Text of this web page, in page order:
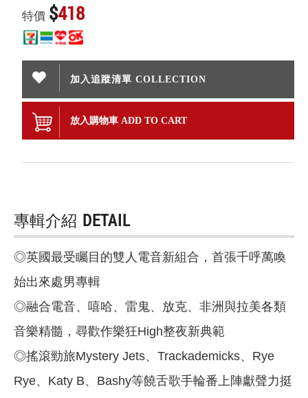
特價 $418
加入追蹤清單 COLLECTION
放入購物車 ADD TO CART
專輯介紹 DETAIL
◎英國最受矚目的雙人電音新組合，首張千呼萬喚
始出來處男專輯
◎融合電音、嘻哈、雷鬼、放克、非洲與拉美各類
音樂精髓，尋歡作樂狂High整夜新典範
◎搖滾勁旅Mystery Jets、Trackademicks、Rye
Rye、Katy B、Bashy等饒舌歌手輪番上陣獻聲力挺